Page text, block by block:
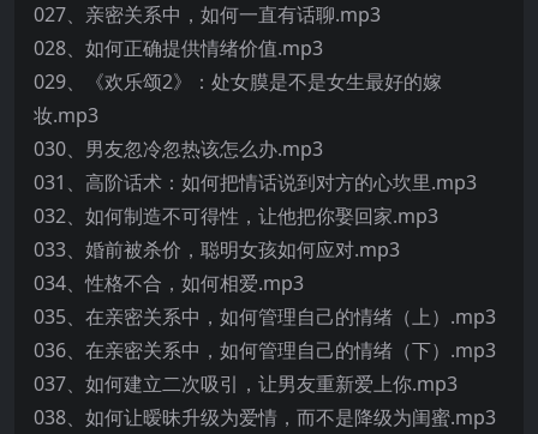
027、亲密关系中，如何一直有话聊.mp3
028、如何正确提供情绪价值.mp3
029、《欢乐颂2》：处女膜是不是女生最好的嫁
妆.mp3
030、男友忽冷忽热该怎么办.mp3
031、高阶话术：如何把情话说到对方的心坎里.mp3
032、如何制造不可得性，让他把你娶回家.mp3
033、婚前被杀价，聪明女孩如何应对.mp3
034、性格不合，如何相爱.mp3
035、在亲密关系中，如何管理自己的情绪（上）.mp3
036、在亲密关系中，如何管理自己的情绪（下）.mp3
037、如何建立二次吸引，让男友重新爱上你.mp3
038、如何让暧昧升级为爱情，而不是降级为闺蜜.mp3